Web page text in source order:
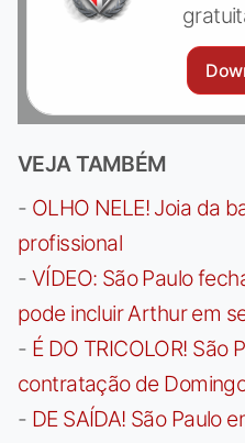
VEJA TAMBÉM
- OLHO NELE! Joia da
profissional
- VÍDEO: São Paulo
pode incluir Arthur em
- É DO TRICOLOR! São
contratação de
- DE SAÍDA! São Paulo